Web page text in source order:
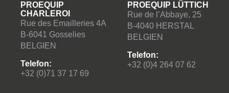
PROEQUIP
CHARLEROI
Rue des Emailleries 4A
B-6041 Gosselies
BELGIEN
Telefon:
+32 (0)71 37 17 69
PROEQUIP LÜTTICH
Rue de l’Abbaye, 25
B-4040 HERSTAL
BELGIEN
Telefon:
+32 (0)4 264 07 62